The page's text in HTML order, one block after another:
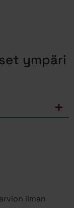
ympäri
ilman